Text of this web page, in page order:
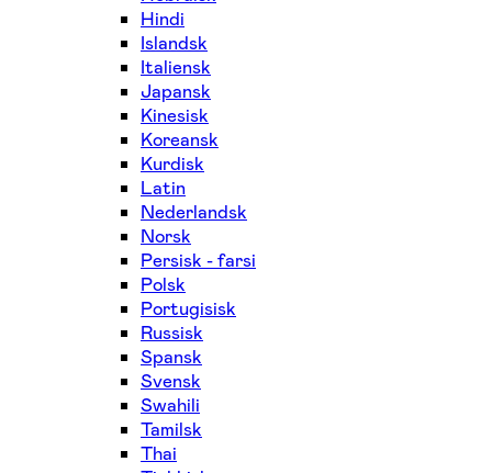
Hindi
Islandsk
Italiensk
Japansk
Kinesisk
Koreansk
Kurdisk
Latin
Nederlandsk
Norsk
Persisk - farsi
Polsk
Portugisisk
Russisk
Spansk
Svensk
Swahili
Tamilsk
Thai